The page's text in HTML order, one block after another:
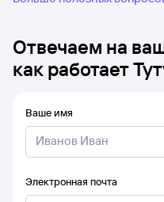
Отвечаем на
как работает
Ваше имя
Электронная почта